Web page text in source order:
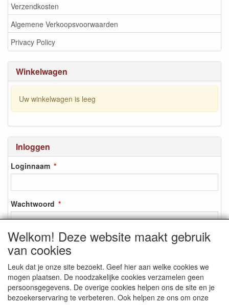
Verzendkosten
Algemene Verkoopsvoorwaarden
Privacy Policy
Winkelwagen
Uw winkelwagen is leeg
Inloggen
Loginnaam
Wachtwoord
Registreren
Wachtwoord vergeten?
Welkom! Deze website maakt gebruik
van cookies
Leuk dat je onze site bezoekt. Geef hier aan welke cookies we
mogen plaatsen. De noodzakelijke cookies verzamelen geen
persoonsgegevens. De overige cookies helpen ons de site en je
bezoekerservaring te verbeteren. Ook helpen ze ons om onze